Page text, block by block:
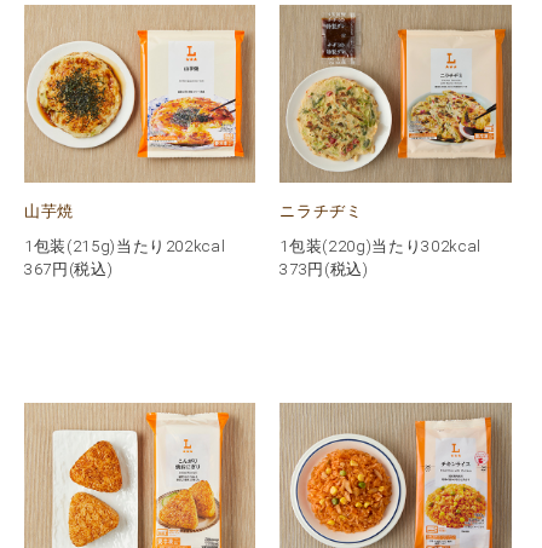
山芋焼
1包装(215g)当たり202kcal
367 円(税込)
ニラチヂミ
1包装(220g)当たり302kcal
373 円(税込)